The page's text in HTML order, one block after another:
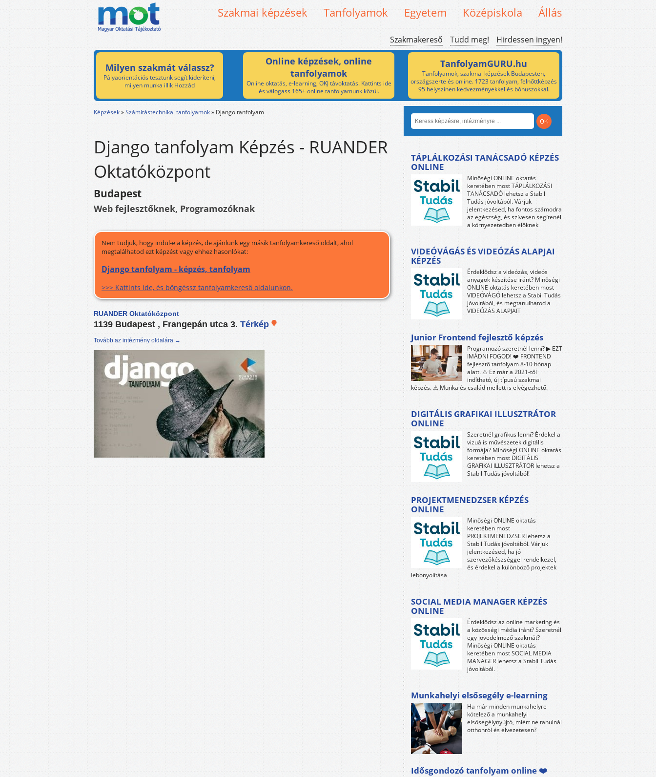
Szakmai képzések Tanfolyamok Egyetem Középiskola Állás
Szakmakereső Tudd meg! Hirdessen ingyen!
Milyen szakmát válassz?
Pályaorientációs tesztünk segít kideríteni,
milyen munka illik Hozzád
Online képzések, online
tanfolyamok
Online oktatás, e-learning, OKJ távoktatás. Kattints ide
és válogass 165+ online tanfolyamunk közül.
TanfolyamGURU.hu
Tanfolyamok, szakmai képzések Budapesten,
országszerte és online. 1723 tanfolyam, felnőttképzés
95 helyszínen kedvezményekkel és bónuszokkal.
Képzések»Számítástechnikai tanfolyamok» Django tanfolyam
Django tanfolyam Képzés - RUANDER
Oktatóközpont
Budapest
Web fejlesztőknek, Programozóknak
Nem tudjuk, hogy indul-e a képzés, de ajánlunk egy másik tanfolyamkereső oldalt, ahol
megtalálhatod ezt képzést vagy ehhez hasonlókat:
Django tanfolyam - képzés, tanfolyam
>>> Kattints ide, és böngéssz tanfolyamkereső oldalunkon.
RUANDER Oktatóközpont
1139 Budapest , Frangepán utca 3. Térkép
Tovább az intézmény oldalára →
TÁPLÁLKOZÁSI TANÁCSADÓ KÉPZÉS
ONLINE
Minőségi ONLINE oktatás
keretében most TÁPLÁLKOZÁSI
TANÁCSADÓ lehetsz a Stabil
Tudás jóvoltából. Várjuk
jelentkezésed, ha fontos számodra
az egészség, és szívesen segítenél
a környezetedben élőknek
VIDEÓVÁGÁS ÉS VIDEÓZÁS ALAPJAI
KÉPZÉS
Érdeklődsz a videózás, videós
anyagok készítése iránt? Minőségi
ONLINE oktatás keretében most
VIDEÓVÁGÓ lehetsz a Stabil Tudás
jóvoltából, és megtanulhatod a
VIDEÓZÁS ALAPJAIT
Junior Frontend fejlesztő képzés
Programozó szeretnél lenni? ▶ EZT
IMÁDNI FOGOD! ❤️ FRONTEND
fejlesztő tanfolyam 8-10 hónap
alatt. ⚠ Ez már a 2021-től
indítható, új típusú szakmai
képzés. ⚠ Munka és család mellett is elvégezhető.
DIGITÁLIS GRAFIKAI ILLUSZTRÁTOR
ONLINE
Szeretnél grafikus lenni? Érdekel a
vizuális művészetek digitális
formája? Minőségi ONLINE oktatás
keretében most DIGITÁLIS
GRAFIKAI ILLUSZTRÁTOR lehetsz a
Stabil Tudás jóvoltából!
PROJEKTMENEDZSER KÉPZÉS
ONLINE
Minőségi ONLINE oktatás
keretében most
PROJEKTMENEDZSER lehetsz a
Stabil Tudás jóvoltából. Várjuk
jelentkezésed, ha jó
szervezőkészséggel rendelkezel,
és érdekel a különböző projektek
lebonyolítása
SOCIAL MEDIA MANAGER KÉPZÉS
ONLINE
Érdeklődsz az online marketing és
a közösségi média iránt? Szeretnél
egy jövedelmező szakmát?
Minőségi ONLINE oktatás
keretében most SOCIAL MEDIA
MANAGER lehetsz a Stabil Tudás
jóvoltából.
Munkahelyi elsősegély e-learning
Ha már minden munkahelyre
kötelező a munkahelyi
elsősegélynyújtó, miért ne tanulnál
otthonról és élvezetesen?
Idősgondozó tanfolyam online ❤️